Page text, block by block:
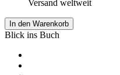
Versand weltweit
In den Warenkorb
Blick ins Buch